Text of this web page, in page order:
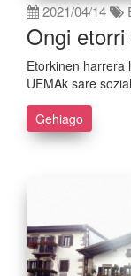
2021/04/14
Ongi
Etorkinen harrera
UEMAk sare
Gehiago